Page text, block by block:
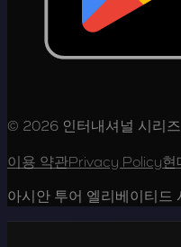
© 2026 인터내셔널 시리
이용 약관Privacy Policy현
아시안 투어 엘리베이티드